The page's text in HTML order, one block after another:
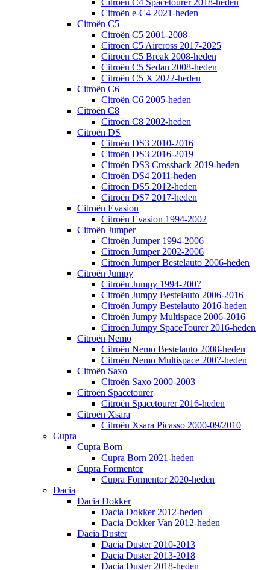
Citroën C4 Spacetourer 2018-heden
Citroën e-C4 2021-heden
Citroën C5
Citroën C5 2001-2008
Citroën C5 Aircross 2017-2025
Citroën C5 Break 2008-heden
Citroën C5 Sedan 2008-heden
Citroën C5 X 2022-heden
Citroën C6
Citroën C6 2005-heden
Citroën C8
Citroën C8 2002-heden
Citroën DS
Citroën DS3 2010-2016
Citroën DS3 2016-2019
Citroën DS3 Crossback 2019-heden
Citroën DS4 2011-heden
Citroën DS5 2012-heden
Citroën DS7 2017-heden
Citroën Evasion
Citroën Evasion 1994-2002
Citroën Jumper
Citroën Jumper 1994-2006
Citroën Jumper 2002-2006
Citroën Jumper Bestelauto 2006-heden
Citroën Jumpy
Citroën Jumpy 1994-2007
Citroën Jumpy Bestelauto 2006-2016
Citroën Jumpy Bestelauto 2016-heden
Citroën Jumpy Multispace 2006-2016
Citroën Jumpy SpaceTourer 2016-heden
Citroën Nemo
Citroën Nemo Bestelauto 2008-heden
Citroën Nemo Multispace 2007-heden
Citroën Saxo
Citroën Saxo 2000-2003
Citroën Spacetourer
Citroën Spacetourer 2016-heden
Citroën Xsara
Citroën Xsara Picasso 2000-09/2010
Cupra
Cupra Born
Cupra Born 2021-heden
Cupra Formentor
Cupra Formentor 2020-heden
Dacia
Dacia Dokker
Dacia Dokker 2012-heden
Dacia Dokker Van 2012-heden
Dacia Duster
Dacia Duster 2010-2013
Dacia Duster 2013-2018
Dacia Duster 2018-heden